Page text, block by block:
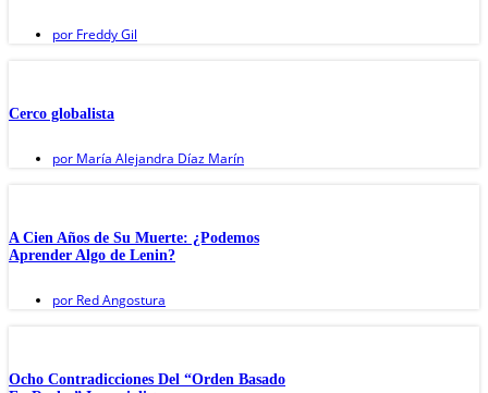
por Freddy Gil
Cerco globalista
por María Alejandra Díaz Marín
A Cien Años de Su Muerte: ¿Podemos
Aprender Algo de Lenin?
por Red Angostura
Ocho Contradicciones Del “Orden Basado